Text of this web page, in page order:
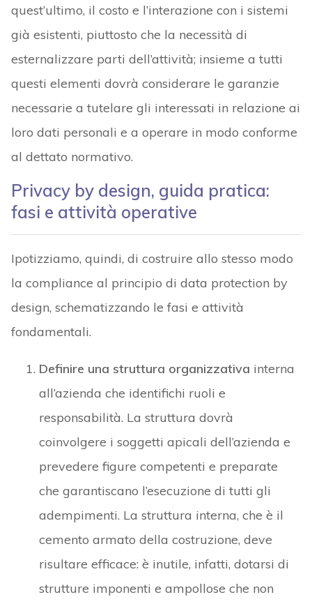
quest’ultimo, il costo e l’interazione con i sistemi
già esistenti, piuttosto che la necessità di
esternalizzare parti dell’attività; insieme a tutti
questi elementi dovrà considerare le garanzie
necessarie a tutelare gli interessati in relazione ai
loro dati personali e a operare in modo conforme
al dettato normativo.
Privacy by design, guida pratica:
fasi e attività operative
Ipotizziamo, quindi, di costruire allo stesso modo
la compliance al principio di data protection by
design, schematizzando le fasi e attività
fondamentali.
Definire una struttura organizzativa interna
all’azienda che identifichi ruoli e
responsabilità. La struttura dovrà
coinvolgere i soggetti apicali dell’azienda e
prevedere figure competenti e preparate
che garantiscano l’esecuzione di tutti gli
adempimenti. La struttura interna, che è il
cemento armato della costruzione, deve
risultare efficace: è inutile, infatti, dotarsi di
strutture imponenti e ampollose che non